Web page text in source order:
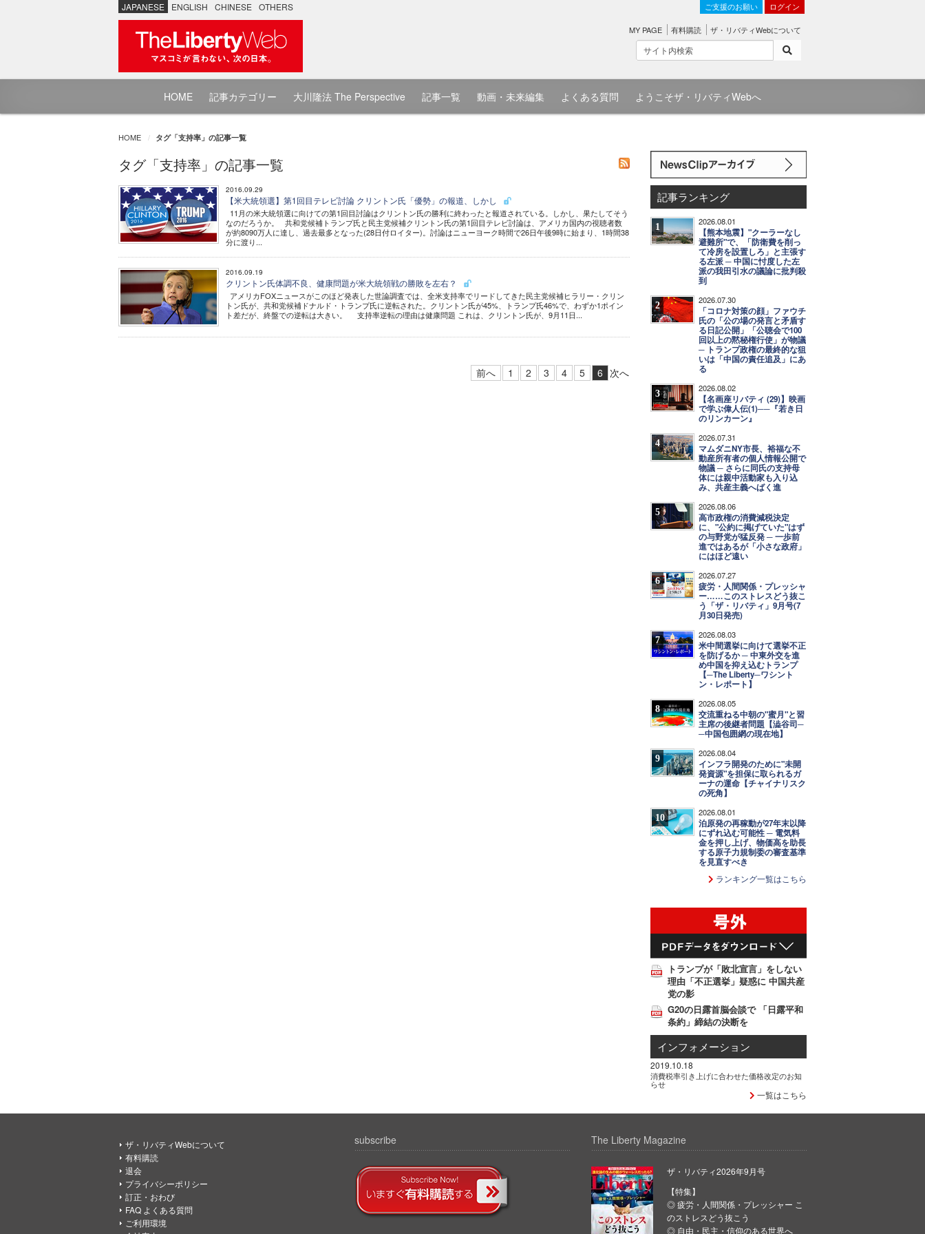
JAPANESE ENGLISH CHINESE OTHERS ご支援のお願い ログイン
MY PAGE 有料購読 ザ・リバティWebについて
HOME 記事カテゴリー 大川隆法 The Perspective 記事一覧 動画・未来編集 よくある質問 ようこそザ・リバティWebへ
HOME タグ「支持率」の記事一覧
タグ「支持率」の記事一覧
2016.09.29
【米大統領選】第1回目テレビ討論 クリントン氏「優勢」の報道、しかし
11月の米大統領選に向けての第1回目討論はクリントン氏の勝利に終わったと報道されている。しかし、果たしてそう
なのだろうか。 共和党候補トランプ氏と民主党候補クリントン氏の第1回目テレビ討論は、アメリカ国内の視聴者数
が約8090万人に達し、過去最多となった(28日付ロイター)。討論はニューヨーク時間で26日午後9時に始まり、1時間38
分に渡り...
2016.09.19
クリントン氏体調不良、健康問題が米大統領戦の勝敗を左右？
アメリカFOXニュースがこのほど発表した世論調査では、全米支持率でリードしてきた民主党候補ヒラリー・クリン
トン氏が、共和党候補ドナルド・トランプ氏に逆転された。クリントン氏が45%、トランプ氏46%で、わずか1ポイン
ト差だが、終盤での逆転は大きい。 支持率逆転の理由は健康問題 これは、クリントン氏が、9月11日...
前へ 1 2 3 4 5 6 次へ
記事ランキング
1 2026.08.01
【熊本地震】"クーラーなし
避難所"で、「防衛費を削っ
て冷房を設置しろ」と主張す
る左派 ─ 中国に忖度した左
派の我田引水の議論に批判殺
到
2 2026.07.30
「コロナ対策の顔」ファウチ
氏の「公の場の発言と矛盾す
る日記公開」「公聴会で100
回以上の黙秘権行使」が物議
─ トランプ政権の最終的な狙
いは「中国の責任追及」にあ
る
3 2026.08.02
【名画座リバティ (29)】映画
で学ぶ偉人伝(1)──『若き日
のリンカーン』
4 2026.07.31
マムダニNY市長、裕福な不
動産所有者の個人情報公開で
物議 ─ さらに同氏の支持母
体には親中活動家も入り込
み、共産主義へばく進
5 2026.08.06
高市政権の消費減税決定
に、"公約に掲げていた"はず
の与野党が猛反発 ─ 一歩前
進ではあるが「小さな政府」
にはほど遠い
6 2026.07.27
疲労・人間関係・プレッシャ
ー……このストレスどう抜こ
う「ザ・リバティ」9月号(7
月30日発売)
7 2026.08.03
米中間選挙に向けて選挙不正
を防げるか ─ 中東外交を進
め中国を抑え込むトランプ
【─The Liberty─ワシント
ン・レポート】
8 2026.08.05
交流重ねる中朝の"蜜月"と習
主席の後継者問題【澁谷司─
─中国包囲網の現在地】
9 2026.08.04
インフラ開発のために"未開
発資源"を担保に取られるガ
ーナの運命【チャイナリスク
の死角】
10 2026.08.01
泊原発の再稼動が27年末以降
にずれ込む可能性 ─ 電気料
金を押し上げ、物価高を助長
する原子力規制委の審査基準
を見直すべき
ランキング一覧はこちら
トランプが「敗北宣言」をしない
理由「不正選挙」疑惑に 中国共産
党の影
G20の日露首脳会談で 「日露平和
条約」締結の決断を
インフォメーション
2019.10.18
消費税率引き上げに合わせた価格改定のお知
らせ
一覧はこちら
ザ・リバティWebについて
有料購読
退会
プライバシーポリシー
訂正・おわび
FAQ よくある質問
ご利用環境
subscribe The Liberty Magazine
ザ・リバティ2026年9月号
【特集】
◎ 疲労・人間関係・プレッシャー こ
のストレスどう抜こう
◎ 自由・民主・信仰のある世界へ